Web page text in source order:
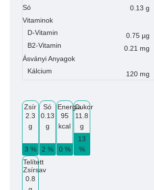
Só
0.13 g
Vitaminok
D-Vitamin
0.75 µg
B2-Vitamin
0.21 mg
Ásványi Anyagok
Kálcium
120 mg
Zsír
2.3
g
3 %
Só
0.13
g
2 %
Energia
95
kcal
0 %
Cukor
11.8
g
13
%
Telített
Zsírsav
0.8